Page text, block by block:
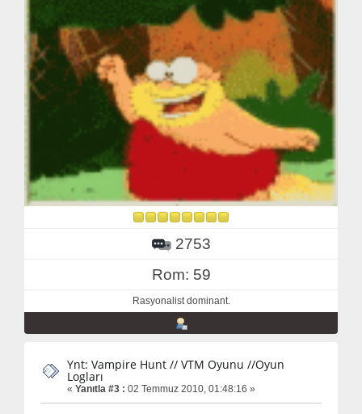
2753
Rom: 59
Rasyonalist dominant.
Ynt: Vampire Hunt // VTM Oyunu //Oyun
Logları
« Yanıtla #3 : 02 Temmuz 2010, 01:48:16 »